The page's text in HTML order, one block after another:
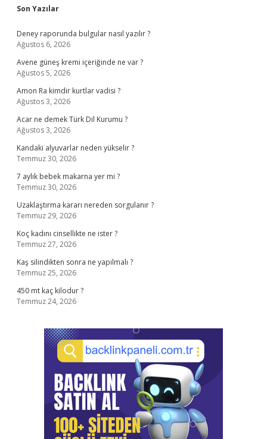
Sidebar
Son Yazılar
Deney raporunda bulgular nasıl yazılır ?
Ağustos 6, 2026
Avene güneş kremi içeriğinde ne var ?
Ağustos 5, 2026
Amon Ra kimdir kurtlar vadisi ?
Ağustos 3, 2026
Acar ne demek Türk Dil Kurumu ?
Ağustos 3, 2026
Kandaki alyuvarlar neden yükselir ?
Temmuz 30, 2026
7 aylık bebek makarna yer mi ?
Temmuz 30, 2026
Uzaklaştırma kararı nereden sorgulanır ?
Temmuz 29, 2026
Koç kadını cinsellikte ne ister ?
Temmuz 27, 2026
Kaş silindikten sonra ne yapılmalı ?
Temmuz 25, 2026
450 mt kaç kilodur ?
Temmuz 24, 2026